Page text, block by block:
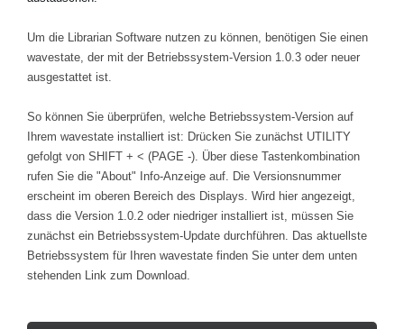
Um die Librarian Software nutzen zu können, benötigen Sie einen
wavestate, der mit der Betriebssystem-Version 1.0.3 oder neuer
ausgestattet ist.
So können Sie überprüfen, welche Betriebssystem-Version auf
Ihrem wavestate installiert ist: Drücken Sie zunächst UTILITY
gefolgt von SHIFT + < (PAGE -). Über diese Tastenkombination
rufen Sie die "About" Info-Anzeige auf. Die Versionsnummer
erscheint im oberen Bereich des Displays. Wird hier angezeigt,
dass die Version 1.0.2 oder niedriger installiert ist, müssen Sie
zunächst ein Betriebssystem-Update durchführen. Das aktuellste
Betriebssystem für Ihren wavestate finden Sie unter dem unten
stehenden Link zum Download.